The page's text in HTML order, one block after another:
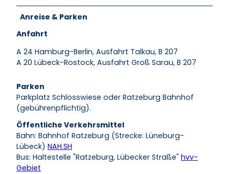
Anreise & Parken
Anfahrt
A 24 Hamburg-Berlin, Ausfahrt Talkau, B 207
A 20 Lübeck-Rostock, Ausfahrt Groß Sarau, B 207
Parken
Parkplatz Schlosswiese oder Ratzeburg Bahnhof
(gebührenpflichtig).
Öffentliche Verkehrsmittel
Bahn: Bahnhof Ratzeburg (Strecke: Lüneburg-
Lübeck) NAH.SH
Bus: Haltestelle "Ratzeburg, Lübecker Straße" hvv-
Gebiet